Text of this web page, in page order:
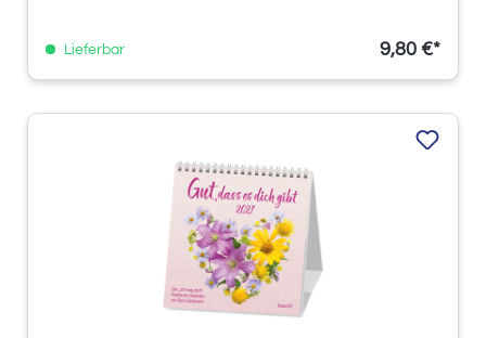
Lieferbar 9,80 €*